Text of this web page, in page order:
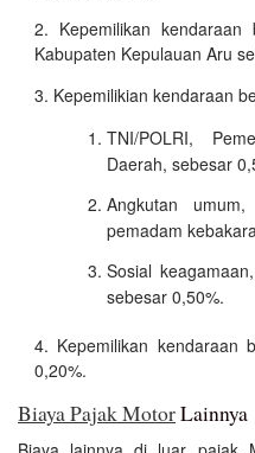
Kepemilikan
Kabupaten Kepulauan Aru
Kepemilikian kendaraan
TNI/POLRI,
Daerah, sebesar
Angkutan
pemadam
Sosial
sebesar 0,50%.
Kepemilikan kendaraan
0,20%.
Biaya Pajak MotorLainnya